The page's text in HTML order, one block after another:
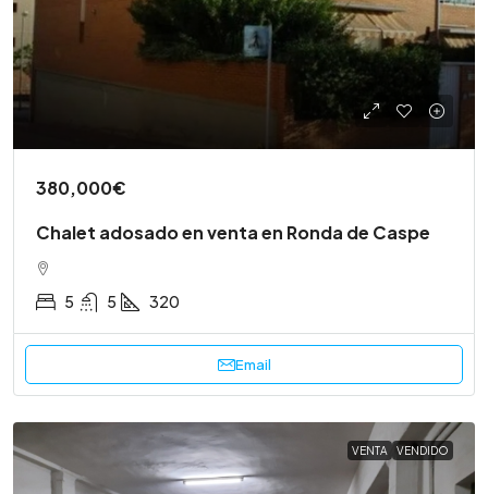
380,000€
Chalet adosado en venta en Ronda de Caspe
5 5 320
Email
VENTA VENDIDO